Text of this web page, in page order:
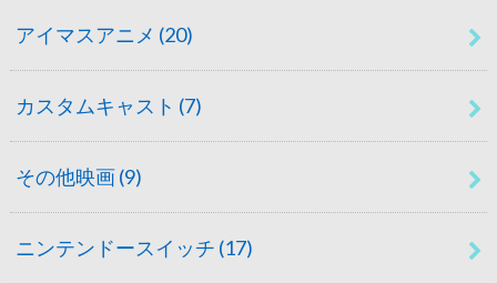
アイマスアニメ (20)
カスタムキャスト (7)
その他映画(9)
ニンテンドースイッチ (17)